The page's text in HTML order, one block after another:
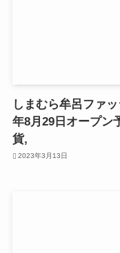
しまむら牟呂ファ
年8月29日オープン
貨,
2023年3月13日